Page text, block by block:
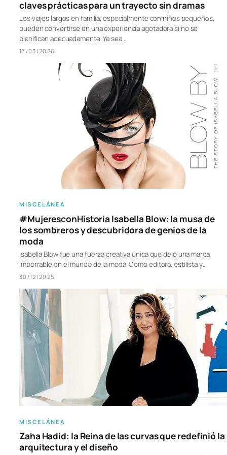
claves prácticas para un trayecto sin dramas
Los viajes largos en familia, especialmente con niños pequeños,
pueden convertirse en una experiencia agotadora si no se
planifican adecuadamente. Ya sea…
17/03/2026
MISCELÁNEA
#MujeresconHistoria Isabella Blow: la musa de
los sombreros y descubridora de genios de la
moda
Isabella Blow fue una fuerza creativa única que dejó una marca
imborrable en el mundo de la moda. Como editora, estilista y…
30/12/2025
MISCELÁNEA
Zaha Hadid: la Reina de las curvas que redefinió la
arquitectura y el diseño